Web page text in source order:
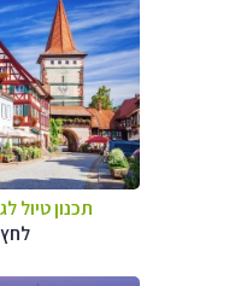
תכנון טיול